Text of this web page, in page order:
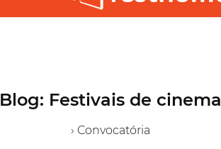
Blog: Festivais de cinema
› Convocatória